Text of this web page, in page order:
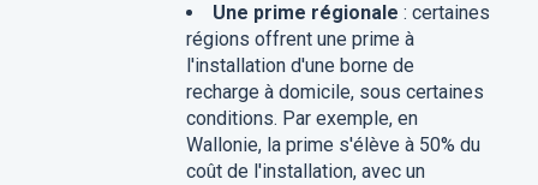
Une prime régionale : certaines
régions offrent une prime à
l'installation d'une borne de
recharge à domicile, sous certaines
conditions. Par exemple, en
Wallonie, la prime s'élève à 50% du
coût de l'installation, avec un